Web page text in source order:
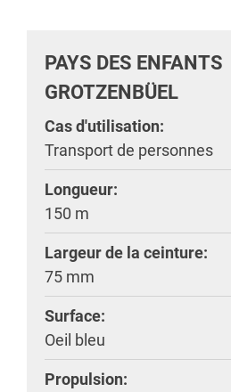
PAYS DES ENFANTS
GROTZENBÜEL
Cas d'utilisation:
Transport de personnes
Longueur:
150 m
Largeur de la ceinture:
75 mm
Surface:
Oeil bleu
Propulsion: